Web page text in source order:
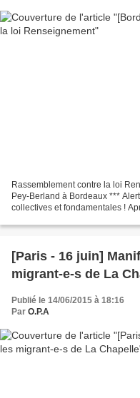
Rassemblement contre la loi
Pey-Berland à Bordeaux ***
collectives et fondamentales !
[Paris - 16 juin]
migrant-e-s de La
Publié le 14/06/2015 à 18:16
Par O.P.A